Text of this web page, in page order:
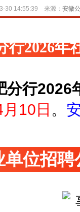
30 14:55:39 来源： 安徽
行2026年
分行2026
10日 。
单位招聘